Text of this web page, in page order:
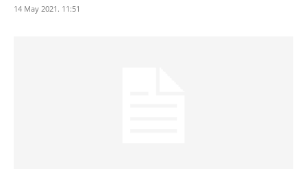
14 May 2021. 11:51